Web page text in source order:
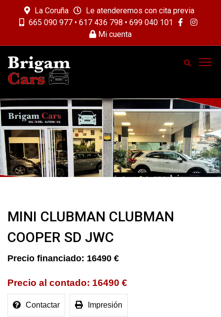
La Coruña
Le atenderemos con cita previa
665 090 977 • 617 436 798 • 699 040 101
Mi cuenta
MINI CLUBMAN CLUBMAN
COOPER SD JWC
16490 €
16490 €
Contactar Impresión